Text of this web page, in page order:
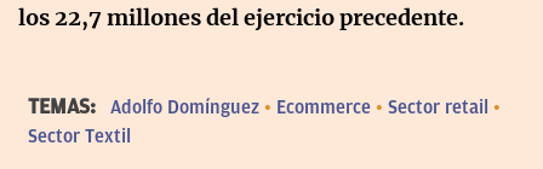
los 22,7 millones del ejercicio precedente.
TEMAS: Adolfo Domínguez Ecommerce
Sector retail
Sector Textil